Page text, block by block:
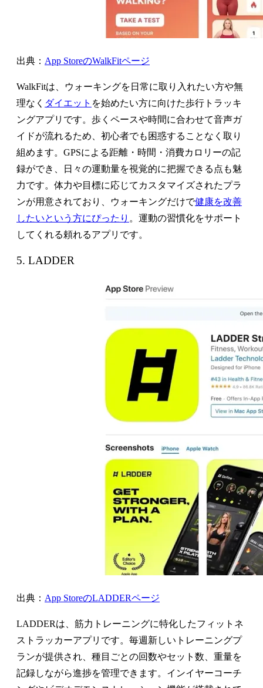
出典： App StoreのWalkFitページ
WalkFitは、ウォーキングを日常に取り入れたい方や無
理なく ダイエット を始めたい方に向けた歩行トラッキ
ングアプリです。歩くペースや時間に合わせて音声ガ
イドが流れるため、初心者でも困惑することなく取り
組めます。GPSによる距離・時間・消費カロリーの記
録ができ、日々の運動量を視覚的に把握できる点も魅
力です。体力や目標に応じてカスタマイズされたプラ
ンが用意されており、ウォーキングだけで健康を改善
したいという方にぴったり 。運動の習慣化をサポート
してくれる頼れるアプリです。
5. LADDER
出典： App StoreのLADDERページ
LADDERは、筋力トレーニングに特化したフィットネ
ストラッカーアプリです。毎週新しいトレーニングプ
ランが提供され、種目ごとの回数やセット数、重量を
記録しながら進捗を管理できます。インイヤーコーチ